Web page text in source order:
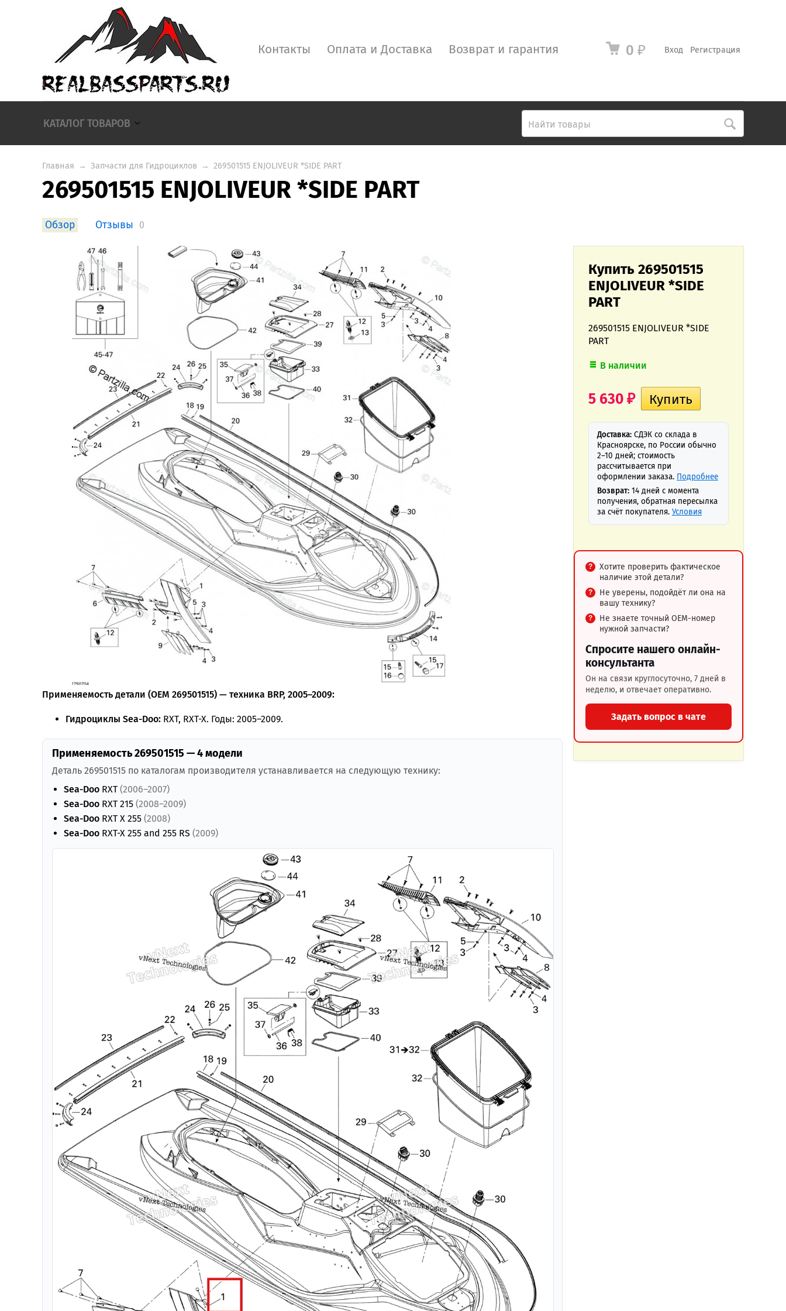
Вход Регистрация
0 ₽
Контакты Оплата и Доставка Возврат и гарантия
КАТАЛОГ ТОВАРОВ
Главная → Запчасти для Гидроциклов → 269501515 ENJOLIVEUR *SIDE PART
269501515 ENJOLIVEUR *SIDE PART
Обзор Отзывы 0
Купить 269501515
ENJOLIVEUR *SIDE
PART
269501515 ENJOLIVEUR *SIDE
PART
В наличии
5 630 ₽
Доставка: СДЭК со склада в
Красноярске, по России обычно
2–10 дней; стоимость
рассчитывается при
оформлении заказа. Подробнее
Возврат: 14 дней с момента
получения, обратная пересылка
за счёт покупателя. Условия
Хотите проверить фактическое
наличие этой детали?
Не уверены, подойдёт ли она на
вашу технику?
Не знаете точный OEM-номер
нужной запчасти?
Спросите нашего онлайн-
консультанта
Он на связи круглосуточно, 7 дней в
неделю, и отвечает оперативно.
Задать вопрос в чате
Применяемость детали (OEM 269501515) — техника BRP, 2005–2009:
Гидроциклы Sea-Doo: RXT, RXT-X. Годы: 2005–2009.
Применяемость 269501515 — 4 модели
Деталь 269501515 по каталогам производителя устанавливается на следующую технику:
Sea-Doo RXT (2006–2007)
Sea-Doo RXT 215 (2008–2009)
Sea-Doo RXT X 255 (2008)
Sea-Doo RXT-X 255 and 255 RS (2009)